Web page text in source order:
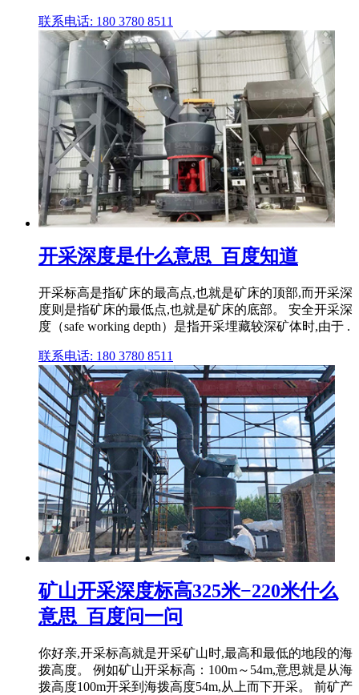
联系电话: 180 3780 8511
开采深度是什么意思_百度知道
开采标高是指矿床的最高点,也就是矿床的顶部,而开采深
度则是指矿床的最低点,也就是矿床的底部。 安全开采深
度（safe working depth）是指开采埋藏较深矿体时,由于 .
联系电话: 180 3780 8511
矿山开采深度标高325米−220米什么
意思_百度问一问
你好亲,开采标高就是开采矿山时,最高和最低的地段的海
拨高度。 例如矿山开采标高：100m～54m,意思就是从海
拨高度100m开采到海拨高度54m,从上而下开采。 前矿产